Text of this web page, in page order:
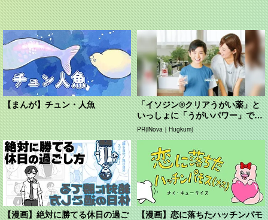
【まんが】チュン・人魚
「イソジン®クリアうがい薬」と
いっしょに「うがいパワー」で一
年中！ 健やか
PR(iNova｜Hugkum)
【漫画】絶対に勝てる休日の過ご 【漫画】恋に落ちたハッチンパモ